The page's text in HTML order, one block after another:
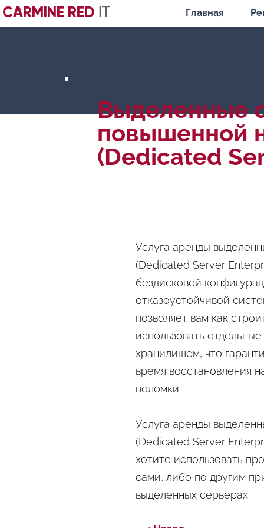
CARMINE RED IT Главная
Выделенные
повышенной
(Dedicated
Услуга аренды
(Dedicated Server
бездисковой
отказоустойчивой
позволяет вам как
использовать
хранилищем, что
время восстановления
поломки.
Услуга аренды
(Dedicated Server
хотите использовать
сами, либо по другим
выделенных серверах.